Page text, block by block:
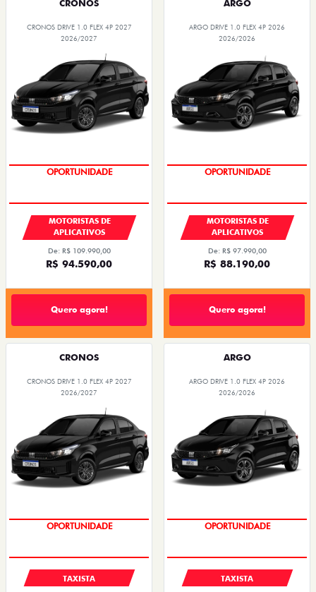
CRONOS
CRONOS DRIVE 1.0 FLEX 4P 2027
2026/2027
OPORTUNIDADE
MOTORISTAS DE
APLICATIVOS
De: R$ 109.990,00
R$ 94.590,00
Quero agora!
ARGO
ARGO DRIVE 1.0 FLEX 4P 2026
2026/2026
OPORTUNIDADE
MOTORISTAS DE
APLICATIVOS
De: R$ 97.990,00
R$ 88.190,00
Quero agora!
CRONOS
CRONOS DRIVE 1.0 FLEX 4P 2027
2026/2027
OPORTUNIDADE
TAXISTA
ARGO
ARGO DRIVE 1.0 FLEX 4P 2026
2026/2026
OPORTUNIDADE
TAXISTA